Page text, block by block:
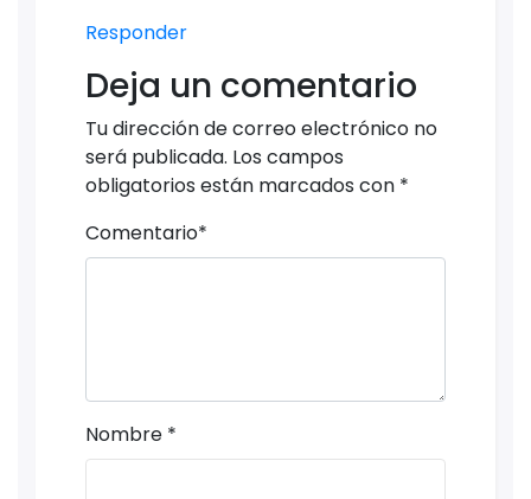
Responder
Deja un comentario
Tu dirección de correo electrónico no
será publicada. Los campos
obligatorios están marcados con *
Comentario*
Nombre *